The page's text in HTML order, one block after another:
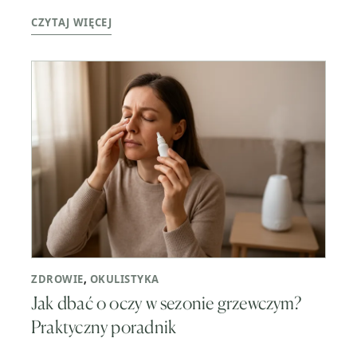
CZYTAJ WIĘCEJ
ZDROWIE, OKULISTYKA
Jak dbać o oczy w sezonie grzewczym?
Praktyczny poradnik